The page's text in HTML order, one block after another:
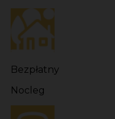
Bezpłatny
Nocleg